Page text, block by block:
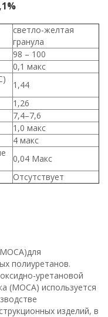
светло-желтая
гранула
98 – 100
0,1 макс
1,44
1,26
7,4–7,6
1,0 макс
4 макс
0,04 Макс
Отсутствует
полиуретанов.
уретановой
(MOCA) используется
изделий, в